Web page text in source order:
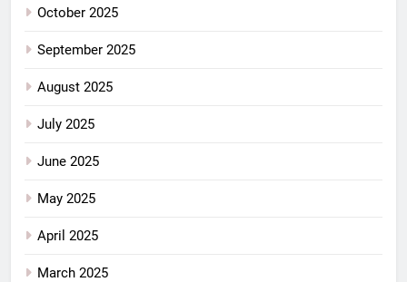
October 2025
September 2025
August 2025
July 2025
June 2025
May 2025
April 2025
March 2025